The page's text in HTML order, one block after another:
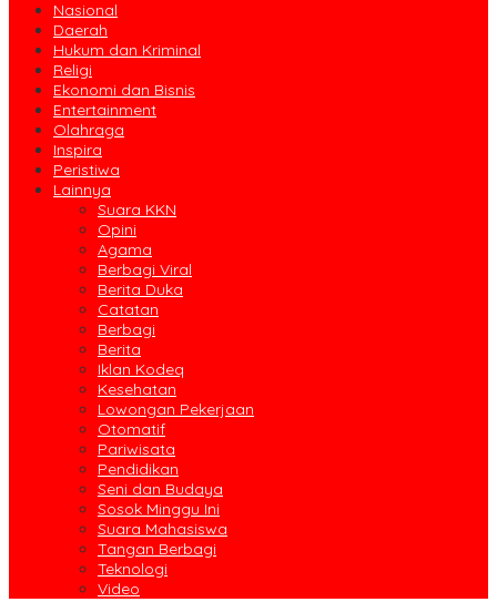
Nasional
Daerah
Hukum dan Kriminal
Religi
Ekonomi dan Bisnis
Entertainment
Olahraga
Inspira
Peristiwa
Lainnya
Suara KKN
Opini
Agama
Berbagi Viral
Berita Duka
Catatan
Berbagi
Berita
Iklan Kodeq
Kesehatan
Lowongan Pekerjaan
Otomatif
Pariwisata
Pendidikan
Seni dan Budaya
Sosok Minggu Ini
Suara Mahasiswa
Tangan Berbagi
Teknologi
Video